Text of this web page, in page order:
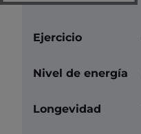
Ejercicio
Nivel de energía
Longevidad